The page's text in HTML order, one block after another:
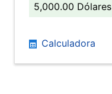
5,000.00 Dólares
Calculadora